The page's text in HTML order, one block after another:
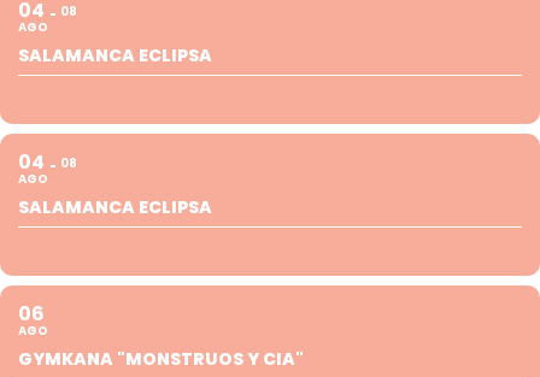
04
AGO
08
SALAMANCA ECLIPSA
04
AGO
08
SALAMANCA ECLIPSA
06
AGO
GYMKANA "MONSTRUOS Y CIA"